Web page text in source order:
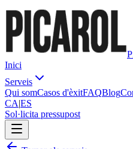
Inici
Serveis
Qui somCasos d'èxitFAQBlog
CA|ES
Sol·licita pressupost